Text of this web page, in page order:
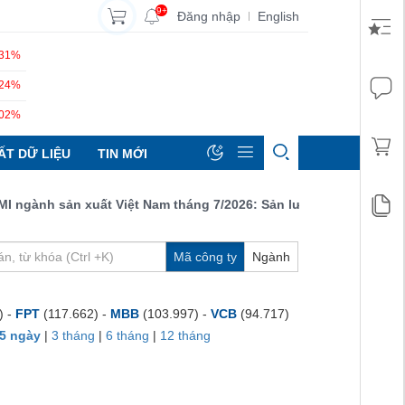
9+ Đăng nhập | English
DỮ LIỆU TIN MỚI
sản xuất Việt Nam tháng 7/2026: Sản lượng, số lượng đơn
Mã công ty Ngành
- FPT (117.662) - MBB (103.997) - VCB (94.717)
5 ngày | 3 tháng | 6 tháng | 12 tháng